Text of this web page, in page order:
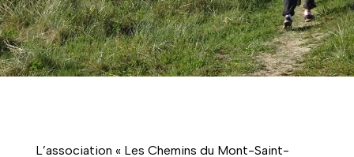
L’association « Les Chemins du Mont-Saint-